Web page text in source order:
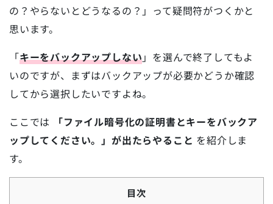
の？やらないとどうなるの？」って疑問符がつくかと
思います。
「キーをバックアップしない」を選んで終了してもよ
いのですが、まずはバックアップが必要かどうか確認
してから選択したいですよね。
ここでは
「ファイル暗号化の証明書とキーをバックア
ップしてください。」が出たらやること を紹介しま
す。
目次